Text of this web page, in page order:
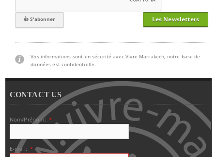
Les Newsletters
Vos informations sont en sécurité avec Vivre Marrakech, notre base de
données est confidentielle.
CONTACT US
Nom/Prénom: *
E-mail: *